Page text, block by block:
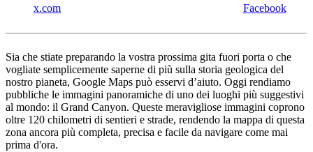
x.com Facebook
Sia che stiate preparando la vostra prossima gita fuori porta o che
vogliate semplicemente saperne di più sulla storia geologica del
nostro pianeta, Google Maps può esservi d’aiuto. Oggi rendiamo
pubbliche le immagini panoramiche di uno dei luoghi più suggestivi
al mondo: il Grand Canyon. Queste meravigliose immagini coprono
oltre 120 chilometri di sentieri e strade, rendendo la mappa di questa
zona ancora più completa, precisa e facile da navigare come mai
prima d'ora.